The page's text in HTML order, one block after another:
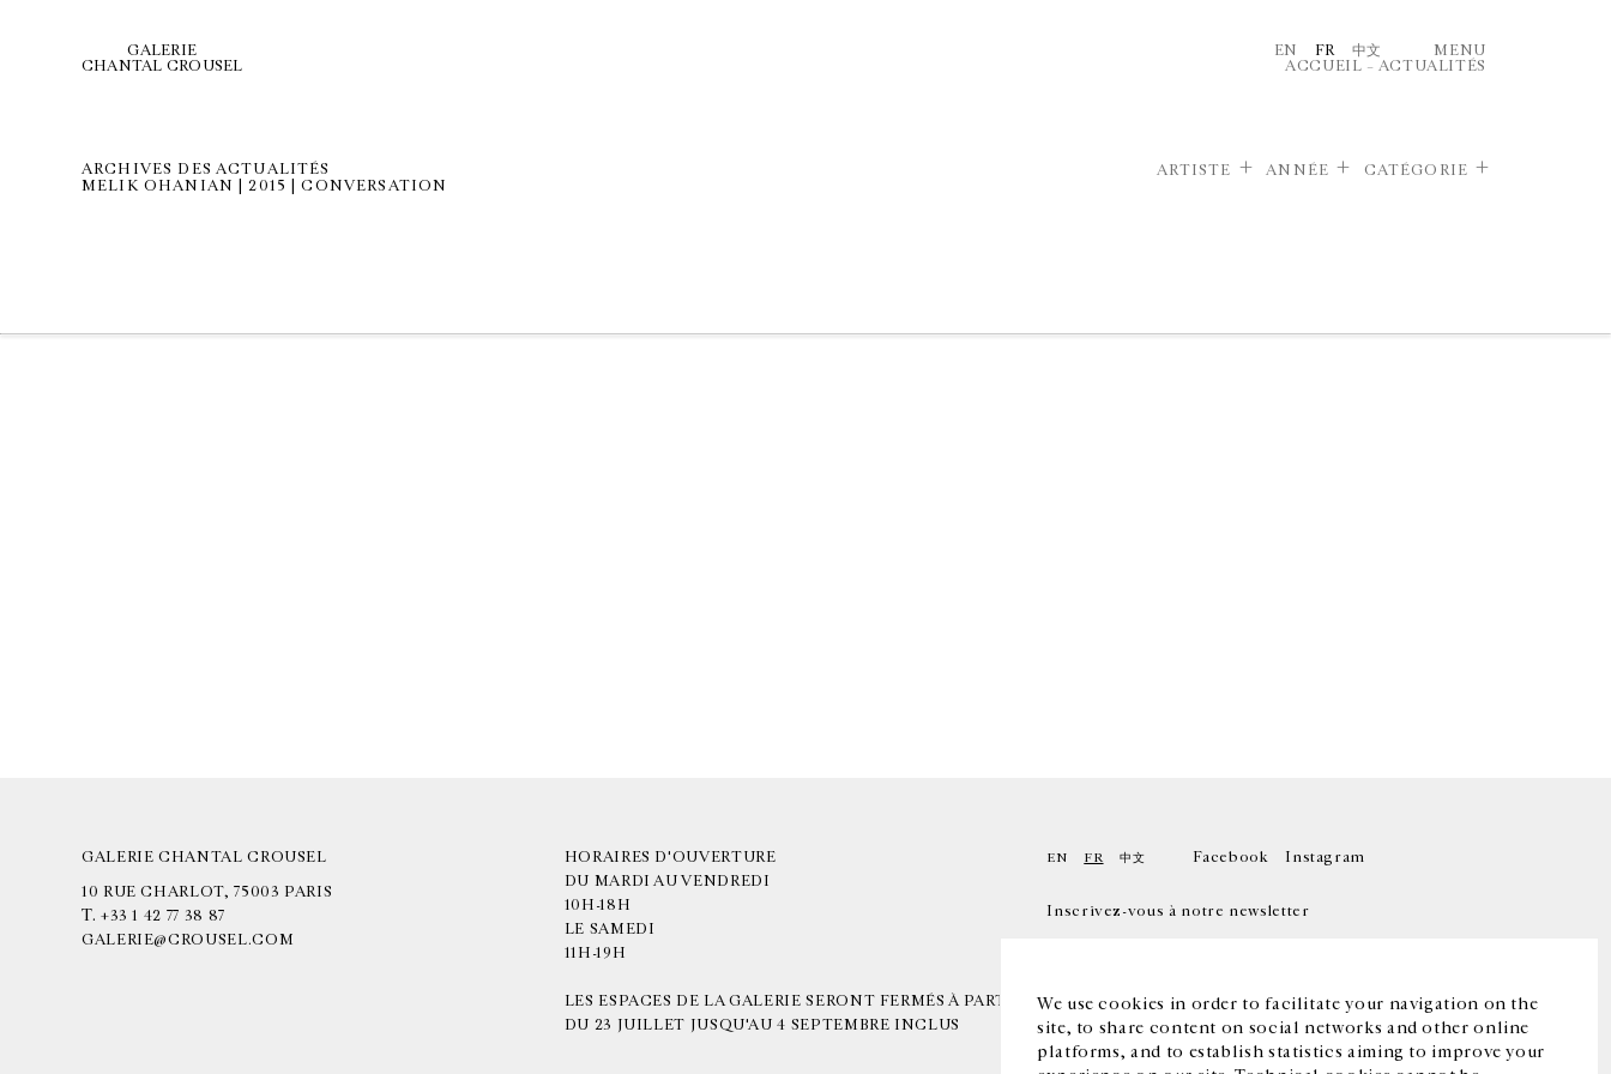
We use cookies in order to facilitate your navigation on the
site, to share content on social networks and other online
platforms, and to establish statistics aiming to improve your
GALERIE
CHANTAL CROUSEL
EN FR 中文
MENU
ACCUEIL – ACTUALITÉS
ARCHIVES DES ACTUALITÉS
MELIK OHANIAN | 2015 | CONVERSATION
ARTISTE ANNÉE CATÉGORIE
GALERIE CHANTAL CROUSEL
10 RUE CHARLOT, 75003 PARIS
T. +33 1 42 77 38 87
GALERIE@CROUSEL.COM
HORAIRES D'OUVERTURE
DU MARDI AU VENDREDI
10H-18H
LE SAMEDI
11H-19H
LES ESPACES DE LA GALERIE SERONT FERMÉS À PARTIR
DU 23 JUILLET JUSQU'AU 4 SEPTEMBRE INCLUS
EN FR 中文 Facebook Instagram
Inscrivez-vous à notre newsletter